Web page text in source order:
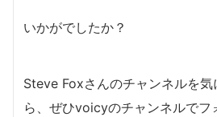
いかがでしたか？
Steve Foxさんのチャンネルを気
ら、ぜひvoicyのチャンネルでフ